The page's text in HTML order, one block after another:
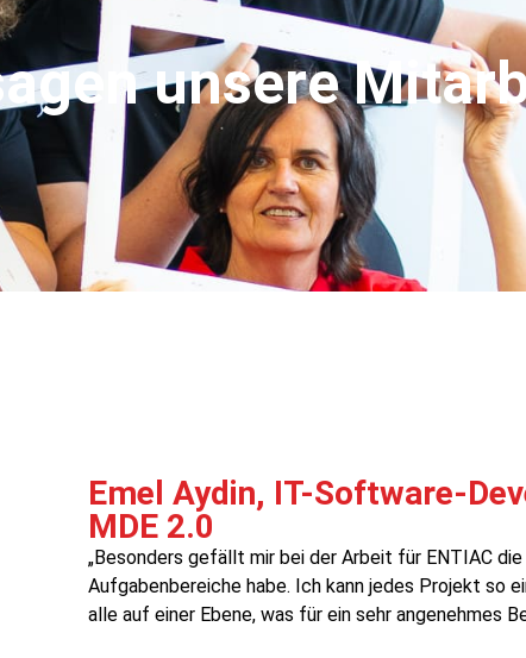
unsere
Emel Aydin, IT-Software-
MDE 2.0
„Besonders gefällt mir bei der Arbeit für ENTIAC
Aufgabenbereiche habe. Ich kann jedes Projekt so
alle auf einer Ebene, was für ein sehr angenehmes